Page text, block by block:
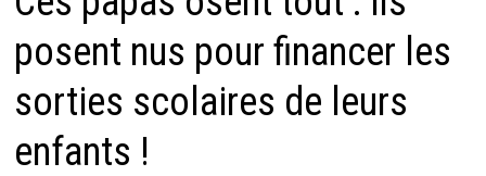
posent nus pour financer les
sorties scolaires de leurs
enfants !